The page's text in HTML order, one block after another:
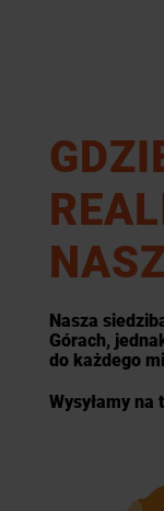
Nasza
Górach,
do każdego
Wysyłamy na